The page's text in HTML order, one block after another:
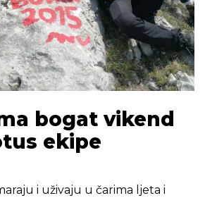
bogat vikend
ekipe
i uživaju u čarima ljeta i